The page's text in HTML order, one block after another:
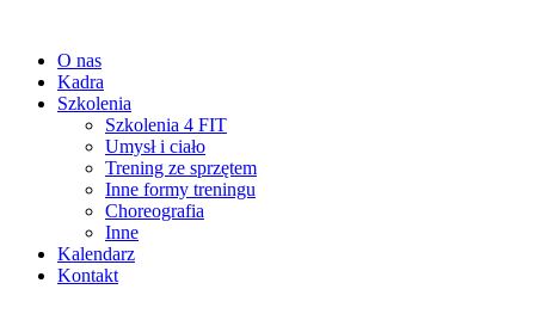
O nas
Kadra
Szkolenia
Szkolenia 4 FIT
Umysł i ciało
Trening ze sprzętem
Inne formy treningu
Choreografia
Inne
Kalendarz
Kontakt